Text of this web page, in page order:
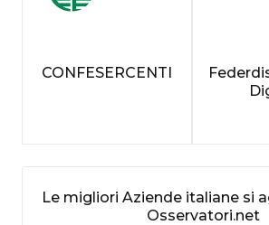
Le migliori Aziende italiane si
Osservatori.net
CONFESERCENTI